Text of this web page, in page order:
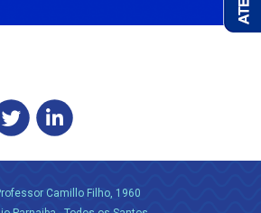
Camillo Filho, 1960